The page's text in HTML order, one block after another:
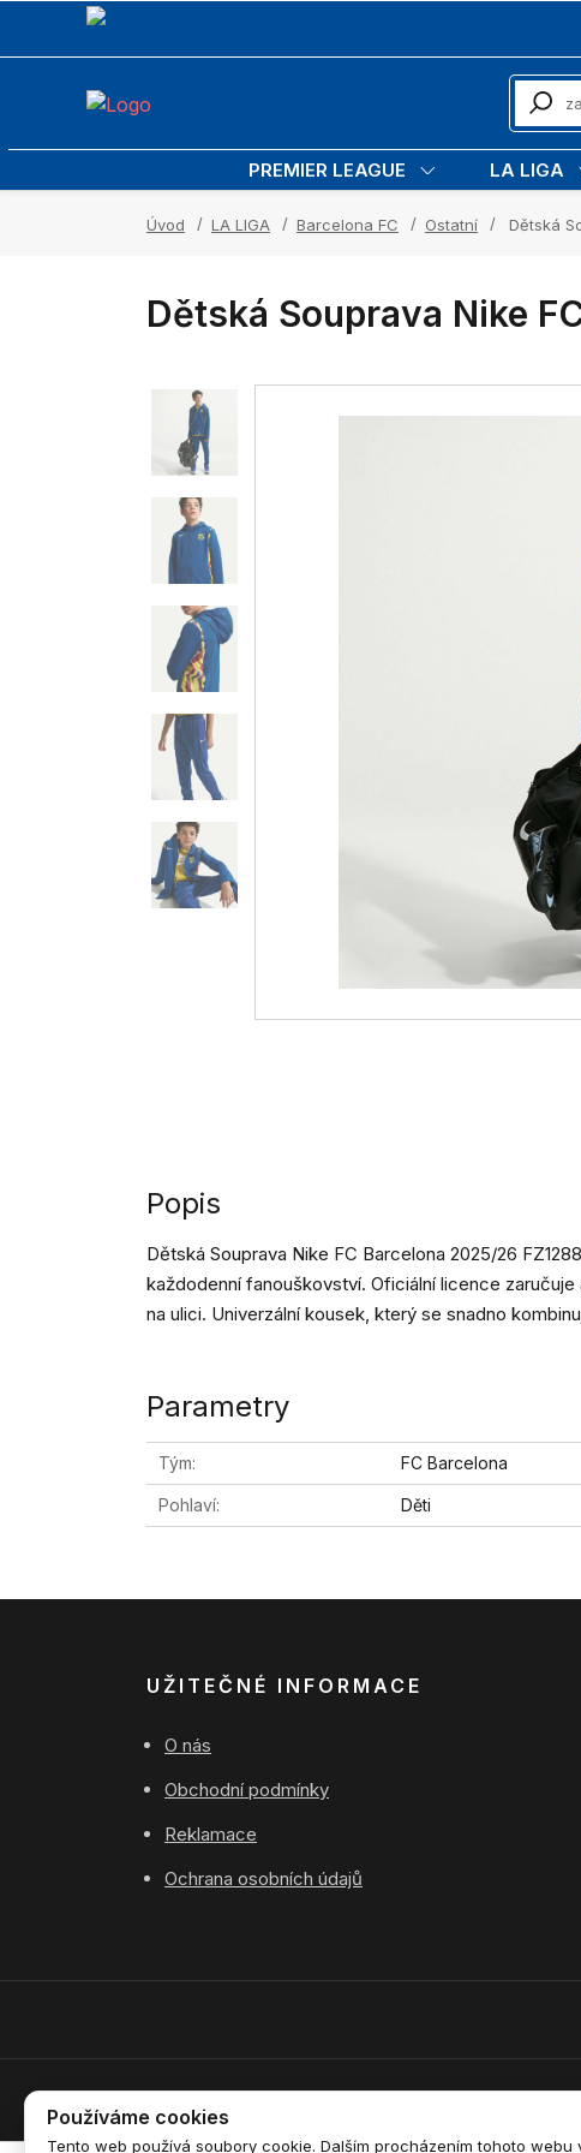
PREMIER LEAGUE LA LIGA
Úvod LA LIGA Barcelona FC Ostatní Dětská
Dětská Souprava Nike
Popis
Dětská Souprava Nike FC Barcelona 2025/26
každodenní fanouškovství. Oficiální licence
na ulici. Univerzální kousek, který se snadno
Parametry
Tým FC Barcelona
Pohlaví Děti
UŽITEČNÉ INFORMACE
O nás
Obchodní podmínky
Reklamace
Ochrana osobních údajů
Používáme cookies
Tento web používá soubory cookie. Dalším procházením tohoto